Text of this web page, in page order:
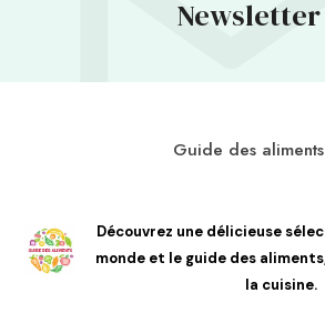
Newsletter
Guide des aliments
Découvrez une délicieuse
monde et le guide des
la cuisine.